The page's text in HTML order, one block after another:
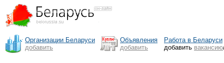
Организации Беларуси
добавить
Объявления
добавить
Работа в Беларуси
добавить вакансию